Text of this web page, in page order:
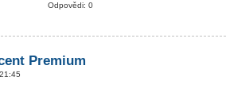
Odpovědi: 0
Premium